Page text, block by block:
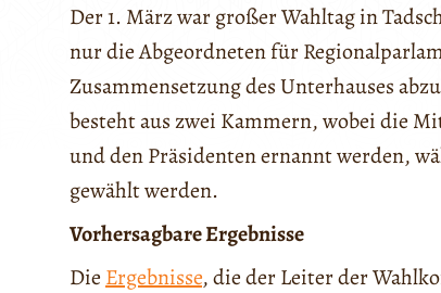
Der 1. März war großer Wahltag in
nur die Abgeordneten für
Zusammensetzung des Unterhauses
besteht aus zwei Kammern, wobei die
und den Präsidenten ernannt werden,
gewählt werden.
Vorhersagbare Ergebnisse
Die Ergebnisse, die der Leiter der